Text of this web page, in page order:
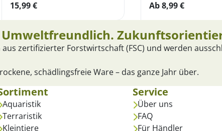
15,99€ Ab8,99€
Umweltfreundlich.
zertifizierter Forstwirtschaft (FSC) und werden
schädlingsfreie Ware – das ganze Jahr über.
Aquaristik
Terraristik
Kleintiere
Service
Über uns
FAQ
Für Händler